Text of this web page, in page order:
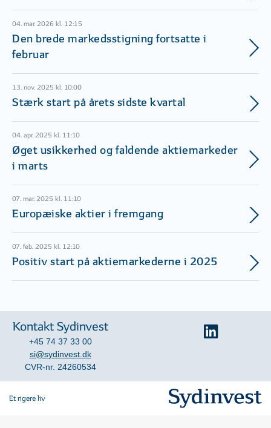
04. mar. 2026 kl. 12:15
Den brede markedsstigning fortsatte i
februar
13. nov. 2025 kl. 10:00
Stærk start på årets sidste kvartal
04. apr. 2025 kl. 11:10
Øget usikkerhed og faldende aktiemarkeder
i marts
07. mar. 2025 kl. 11:10
Europæiske aktier i fremgang
07. feb. 2025 kl. 12:10
Positiv start på aktiemarkederne i 2025
Kontakt Sydinvest
+45 74 37 33 00
si@sydinvest.dk
CVR-nr. 24260534
Et rigere liv